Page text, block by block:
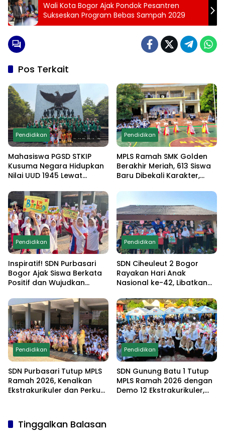
Wali Kota Bogor Ajak Pondok Pesantren
Sukseskan Program Bebas Sampah 2029
Pos Terkait
Pendidikan
Mahasiswa PGSD STKIP
Kusuma Negara Hidupkan
Nilai UUD 1945 Lewat
Monumen Pancasila Sakti
Pendidikan
MPLS Ramah SMK Golden
Berakhir Meriah, 613 Siswa
Baru Dibekali Karakter,
hingga Demo
Ekstrakurikuler
Pendidikan
Inspiratif! SDN Purbasari
Bogor Ajak Siswa Berkata
Positif dan Wujudkan
Pendidikan
SDN Ciheuleut 2 Bogor
Rayakan Hari Anak
Nasional ke-42, Libatkan
Lomba Edukatif untuk
Cetak Generasi
Berprestasi
Pendidikan
SDN Purbasari Tutup MPLS
Ramah 2026, Kenalkan
Ekstrakurikuler dan Perkuat
Pendidikan
SDN Gunung Batu 1 Tutup
MPLS Ramah 2026 dengan
Demo 12 Ekstrakurikuler,
Tinggalkan Balasan